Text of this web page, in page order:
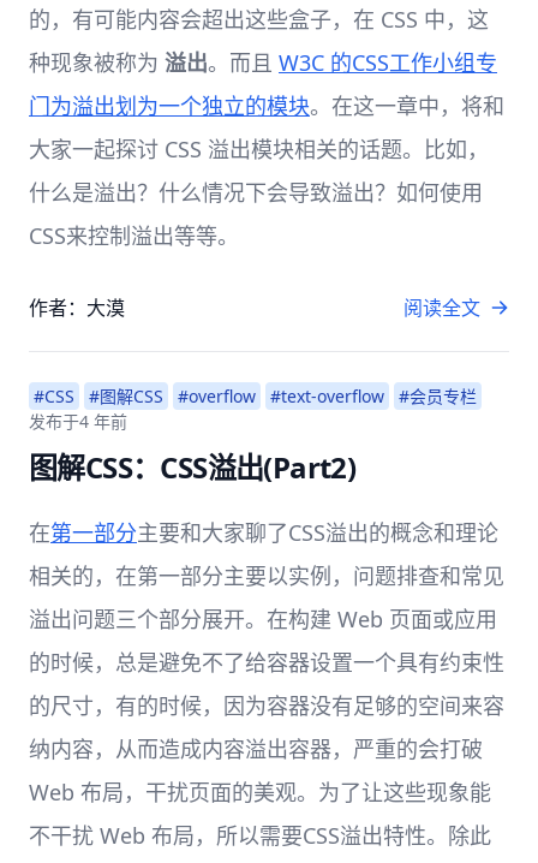
的，有可能内容会超出这些盒子，在 CSS 中，这
种现象被称为 溢出。而且 W3C 的CSS工作小组专
门为溢出划为一个独立的模块。在这一章中，将和
大家一起探讨 CSS 溢出模块相关的话题。比如，
什么是溢出？什么情况下会导致溢出？如何使用
CSS来控制溢出等等。
作者：大漠 阅读全文
#CSS #图解CSS #overflow #text-overflow
#会员专栏
发布于4 年前
图解CSS：CSS溢出(Part2)
在第一部分主要和大家聊了CSS溢出的概念和理论
相关的，在第一部分主要以实例，问题排查和常见
溢出问题三个部分展开。在构建 Web 页面或应用
的时候，总是避免不了给容器设置一个具有约束性
的尺寸，有的时候，因为容器没有足够的空间来容
纳内容，从而造成内容溢出容器，严重的会打破
Web 布局，干扰页面的美观。为了让这些现象能
不干扰 Web 布局，所以需要CSS溢出特性。除此